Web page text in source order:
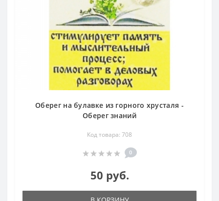
Оберег на булавке из горного хрусталя -
Оберег знаний
Код товара: 708
0
50 руб.